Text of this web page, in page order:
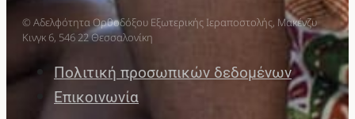
© Αδελφότητα Ορθοδόξου Εξωτερικής Ιεραποστολής, Μακένζυ
Κινγκ 6, 546 22 Θεσσαλονίκη
Πολιτική προσωπικών δεδομένων
Επικοινωνία